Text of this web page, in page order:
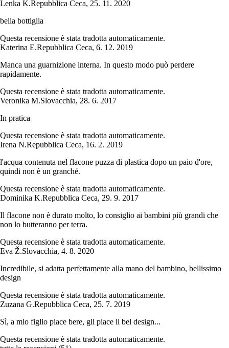
Lenka K.Repubblica Ceca, 25. 11. 2020
bella bottiglia
Questa recensione è stata tradotta automaticamente.
Katerina E.Repubblica Ceca, 6. 12. 2019
Manca una guarnizione interna. In questo modo può perdere
rapidamente.
Questa recensione è stata tradotta automaticamente.
Veronika M.Slovacchia, 28. 6. 2017
In pratica
Questa recensione è stata tradotta automaticamente.
Irena N.Repubblica Ceca, 16. 2. 2019
l'acqua contenuta nel flacone puzza di plastica dopo un paio d'ore,
quindi non è un granché.
Questa recensione è stata tradotta automaticamente.
Dominika K.Repubblica Ceca, 29. 9. 2017
Il flacone non è durato molto, lo consiglio ai bambini più grandi che
non lo butteranno per terra.
Questa recensione è stata tradotta automaticamente.
Eva Ž.Slovacchia, 4. 8. 2020
Incredibile, si adatta perfettamente alla mano del bambino, bellissimo
design
Questa recensione è stata tradotta automaticamente.
Zuzana G.Repubblica Ceca, 25. 7. 2019
Sì, a mio figlio piace bere, gli piace il bel design...
Questa recensione è stata tradotta automaticamente.